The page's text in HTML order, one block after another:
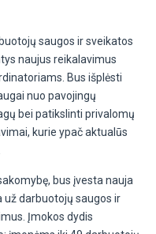
saugos ir sveikatos
naujus reikalavimus
Bus išplėsti
nuo pavojingų
bei patikslinti privalomų
kurie ypač aktualūs
bus įvesta nauja
darbuotojų saugos ir
Įmokos dydis